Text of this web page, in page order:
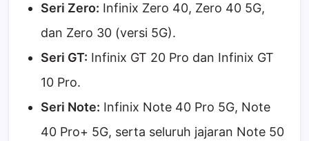
Seri Zero: Infinix Zero 40, Zero 40 5G,
dan Zero 30 (versi 5G).
Seri GT: Infinix GT 20 Pro dan Infinix GT
10 Pro.
Seri Note: Infinix Note 40 Pro 5G, Note
40 Pro+ 5G, serta seluruh jajaran Note 50